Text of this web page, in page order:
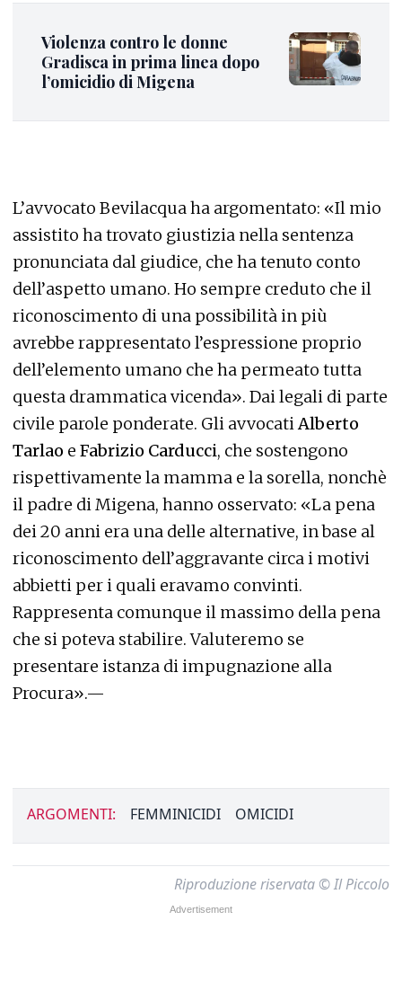
Violenza contro le donne
Gradisca in prima linea dopo
l’omicidio di Migena
L’avvocato Bevilacqua ha argomentato: «Il mio
assistito ha trovato giustizia nella sentenza
pronunciata dal giudice, che ha tenuto conto
dell’aspetto umano. Ho sempre creduto che il
riconoscimento di una possibilità in più
avrebbe rappresentato l’espressione proprio
dell’elemento umano che ha permeato tutta
questa drammatica vicenda». Dai legali di parte
civile parole ponderate. Gli avvocatiAlberto
Tarlao e Fabrizio Carducci, che sostengono
rispettivamente la mamma e la sorella, nonchè
il padre di Migena, hanno osservato: «La pena
dei 20 anni era una delle alternative, in base al
riconoscimento dell’aggravante circa i motivi
abbietti per i quali eravamo convinti.
Rappresenta comunque il massimo della pena
che si poteva stabilire. Valuteremo se
presentare istanza di impugnazione alla
Procura».—
ARGOMENTI: FEMMINICIDI OMICIDI
Riproduzione riservata © Il Piccolo